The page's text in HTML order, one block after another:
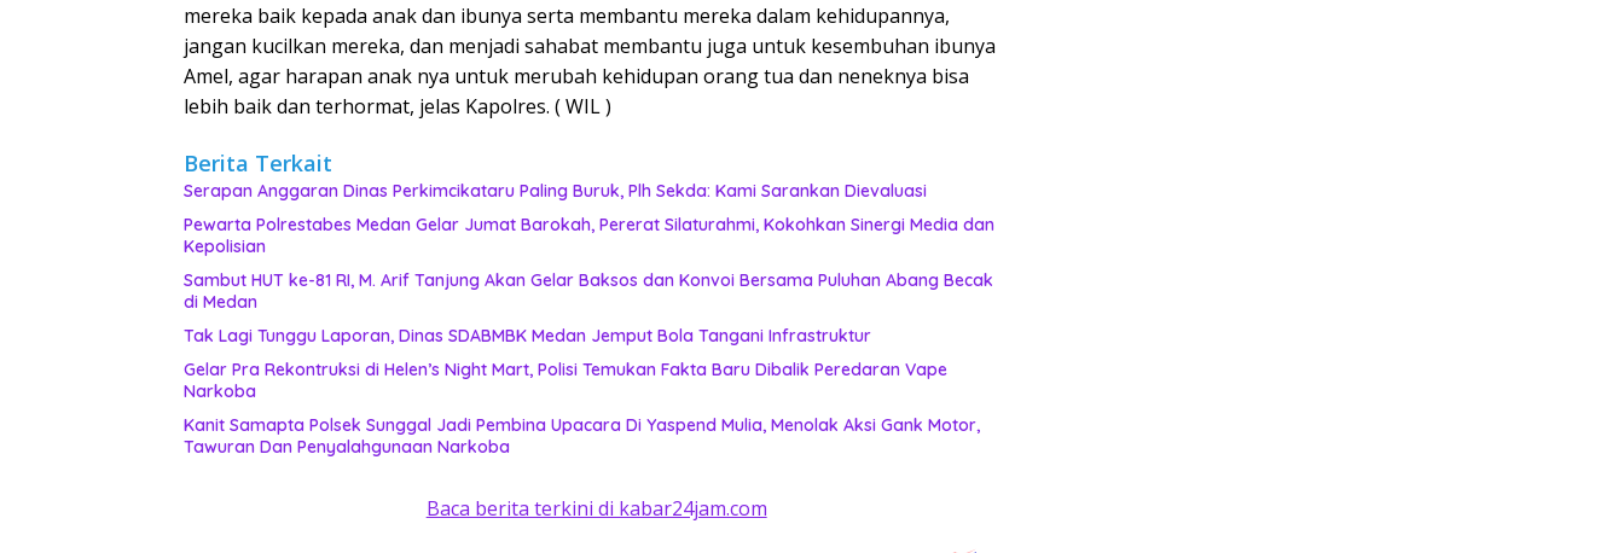
mereka baik kepada anak dan ibunya serta membantu mereka dalam kehidupannya,
jangan kucilkan mereka, dan menjadi sahabat membantu juga untuk kesembuhan ibunya
Amel, agar harapan anak nya untuk merubah kehidupan orang tua dan neneknya bisa
lebih baik dan terhormat, jelas Kapolres. ( WIL )
Berita Terkait
Serapan Anggaran Dinas Perkimcikataru Paling Buruk, Plh Sekda: Kami Sarankan Dievaluasi
Pewarta Polrestabes Medan Gelar Jumat Barokah, Pererat Silaturahmi, Kokohkan Sinergi Media dan
Kepolisian
‎Sambut HUT ke-81 RI, M. Arif Tanjung Akan Gelar Baksos dan Konvoi Bersama Puluhan Abang Becak
di Medan
Tak Lagi Tunggu Laporan, Dinas SDABMBK Medan Jemput Bola Tangani Infrastruktur
Gelar Pra Rekontruksi di Helen’s Night Mart, Polisi Temukan Fakta Baru Dibalik Peredaran Vape
Narkoba
Kanit Samapta Polsek Sunggal Jadi Pembina Upacara Di Yaspend Mulia, Menolak Aksi Gank Motor,
Tawuran Dan Penyalahgunaan Narkoba
Baca berita terkini di kabar24jam.com